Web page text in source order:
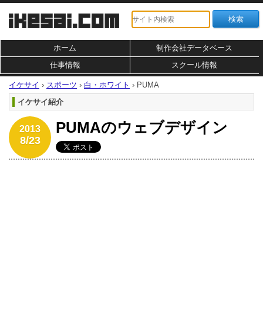
ホーム
制作会社データベース
仕事情報
スクール情報
イケサイ › スポーツ › 白・ホワイト › PUMA
イケサイ紹介
2013
8/23
PUMAのウェブデザイン